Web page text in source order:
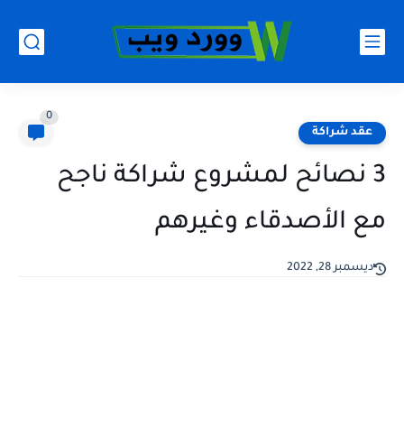
عقد شراكة
0
3 نصائح لمشروع شراكة ناجح
مع الأصدقاء وغيرهم
ديسمبر 28, 2022